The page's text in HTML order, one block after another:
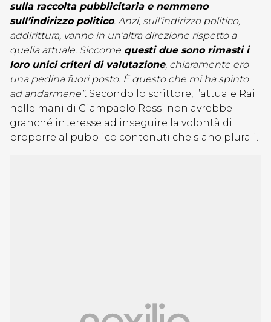
sulla raccolta pubblicitaria e nemmeno
sull’indirizzo politico. Anzi, sull’indirizzo politico,
addirittura, vanno in un’altra direzione rispetto a
quella attuale. Siccome questi due sono rimasti i
loro unici criteri di valutazione, chiaramente ero
una pedina fuori posto. È questo che mi ha spinto
ad andarmene”. Secondo lo scrittore, l’attuale Rai
nelle mani di Giampaolo Rossi non avrebbe
granché interesse ad inseguire la volontà di
proporre al pubblico contenuti che siano plurali.